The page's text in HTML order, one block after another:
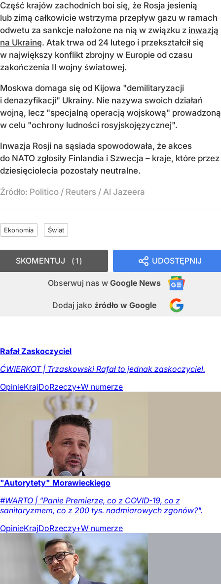
Część krajów zachodnich boi się, że Rosja jesienią
lub zimą całkowicie wstrzyma przepływ gazu w ramach
odwetu za sankcje nałożone na nią w związku z inwazją
na Ukrainę. Atak trwa od 24 lutego i przekształcił się
w największy konflikt zbrojny w Europie od czasu
zakończenia II wojny światowej.
Moskwa domaga się od Kijowa "demilitaryzacji
i denazyfikacji" Ukrainy. Nie nazywa swoich działań
wojną, lecz "specjalną operacją wojskową" prowadzoną
w celu "ochrony ludności rosyjskojęzycznej".
Inwazja Rosji na sąsiada spowodowała, że akces
do NATO zgłosiły Finlandia i Szwecja – kraje, które przez
dziesięciolecia pozostały neutralne.
Źródło: Politico / Reuters / Al Jazeera
Ekonomia Świat
UDOSTĘPNIJ
Obserwuj nas w Google News
Dodaj jako źródło w Google
SKOMENTUJ 1
Rafał Zaskoczyciel
ĆWIERKOT | Trzaskowski Rafał to jednak zaskoczyciel.
OpinieKrajDoRzeczy+W numerze
"Autorytety" Morawieckiego
#WARTO | "Panie Premierze, co z COVID-19, co z
sanitaryzmem, co z 200 tys. nadmiarowych zgonów?".
OpinieKrajDoRzeczy+W numerze